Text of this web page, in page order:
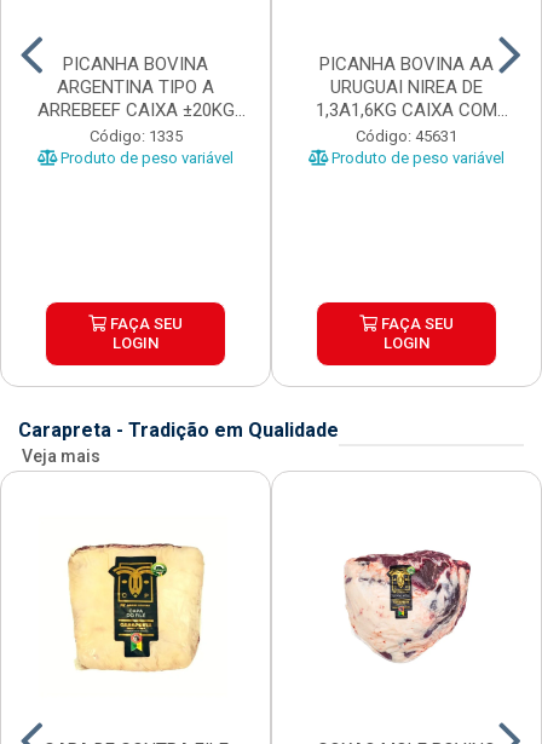
PICANHA BOVINA
ARGENTINA TIPO A
ARREBEEF CAIXA ±20KG
PEÇAS 1...
Código: 1335
Produto de peso variável
FAÇA SEU
LOGIN
PICANHA BOVINA AA
URUGUAI NIREA DE
1,3A1,6KG CAIXA COM
±15KG
Código: 45631
Produto de peso variável
FAÇA SEU
LOGIN
Carapreta - Tradição em Qualidade
Veja mais